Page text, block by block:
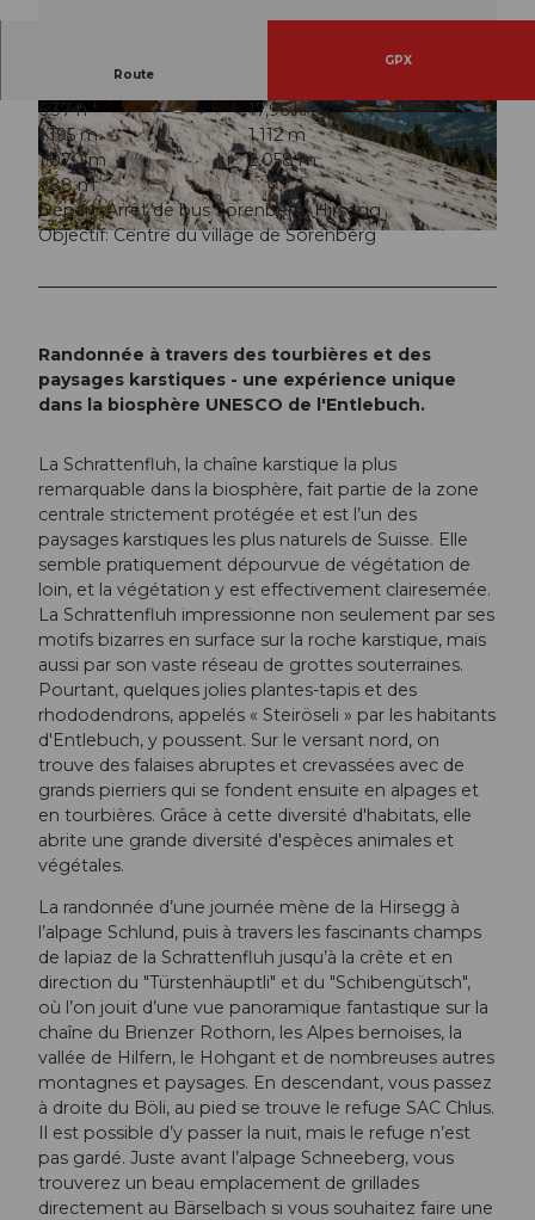
© Andre Meier
© UNESCO Biosphäre Entlebuch / Andre Meier © Martin Mägli, UNESCO Biosphäre Entlebuch
Route
GPX
6:37 h
17,96 km
1.195 m
1.112 m
1.070 m
2.058 m
988 m
Départ: Arrêt de bus Sörenberg, Hirsegg
Objectif: Centre du village de Sörenberg
Randonnée à travers des tourbières et des
paysages karstiques - une expérience unique
dans la biosphère UNESCO de l'Entlebuch.
La Schrattenfluh, la chaîne karstique la plus
remarquable dans la biosphère, fait partie de la zone
centrale strictement protégée et est l’un des
paysages karstiques les plus naturels de Suisse. Elle
semble pratiquement dépourvue de végétation de
loin, et la végétation y est effectivement clairesemée.
La Schrattenfluh impressionne non seulement par ses
motifs bizarres en surface sur la roche karstique, mais
aussi par son vaste réseau de grottes souterraines.
Pourtant, quelques jolies plantes-tapis et des
rhododendrons, appelés « Steiröseli » par les habitants
d'Entlebuch, y poussent. Sur le versant nord, on
trouve des falaises abruptes et crevassées avec de
grands pierriers qui se fondent ensuite en alpages et
en tourbières. Grâce à cette diversité d'habitats, elle
abrite une grande diversité d'espèces animales et
végétales.
La randonnée d’une journée mène de la Hirsegg à
l’alpage Schlund, puis à travers les fascinants champs
de lapiaz de la Schrattenfluh jusqu’à la crête et en
direction du "Türstenhäuptli" et du "Schibengütsch",
où l’on jouit d’une vue panoramique fantastique sur la
chaîne du Brienzer Rothorn, les Alpes bernoises, la
vallée de Hilfern, le Hohgant et de nombreuses autres
montagnes et paysages. En descendant, vous passez
à droite du Böli, au pied se trouve le refuge SAC Chlus.
Il est possible d’y passer la nuit, mais le refuge n’est
pas gardé. Juste avant l’alpage Schneeberg, vous
trouverez un beau emplacement de grillades
directement au Bärselbach si vous souhaitez faire une